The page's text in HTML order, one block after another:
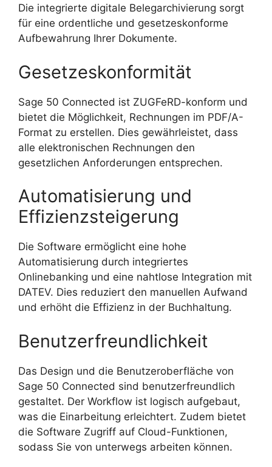
Die integrierte digitale Belegarchivierung sorgt
für eine ordentliche und gesetzeskonforme
Aufbewahrung Ihrer Dokumente.
Gesetzeskonformität
Sage 50 Connected ist ZUGFeRD-konform und
bietet die Möglichkeit, Rechnungen im PDF/A-
Format zu erstellen. Dies gewährleistet, dass
alle elektronischen Rechnungen den
gesetzlichen Anforderungen entsprechen.
Automatisierung und
Effizienzsteigerung
Die Software ermöglicht eine hohe
Automatisierung durch integriertes
Onlinebanking und eine nahtlose Integration mit
DATEV. Dies reduziert den manuellen Aufwand
und erhöht die Effizienz in der Buchhaltung.
Benutzerfreundlichkeit
Das Design und die Benutzeroberfläche von
Sage 50 Connected sind benutzerfreundlich
gestaltet. Der Workflow ist logisch aufgebaut,
was die Einarbeitung erleichtert. Zudem bietet
die Software Zugriff auf Cloud-Funktionen,
sodass Sie von unterwegs arbeiten können.